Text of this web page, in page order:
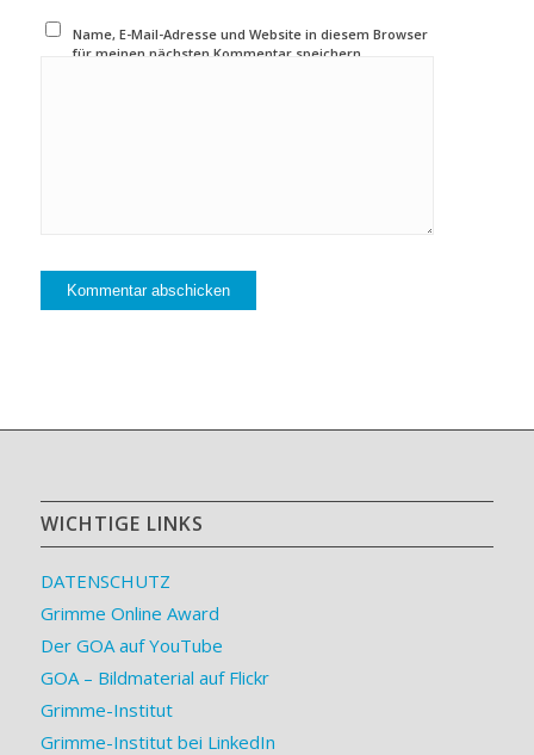
Name, E-Mail-Adresse und Website in diesem Browser
für meinen nächsten Kommentar speichern.
WICHTIGE LINKS
DATENSCHUTZ
Grimme Online Award
Der GOA auf YouTube
GOA – Bildmaterial auf Flickr
Grimme-Institut
Grimme-Institut bei LinkedIn